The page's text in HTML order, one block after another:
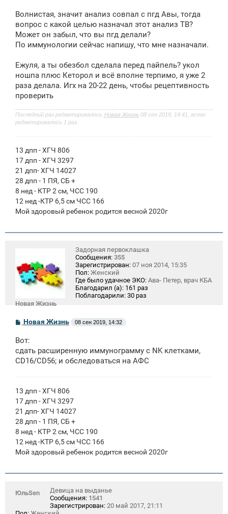
б
щ
е
н
и
Волнистая, значит анализ совпал с пгд Авы, тогда
вопрос с какой целью назначал этот анализ ТВ?
Может он забыл, что вы пгд делали?
По иммунологии сейчас напишу, что мне назначали.
Ежуля, а ты обезбол сделала перед пайпель? укол
ношпа плюс Кеторол и всё вполне терпимо, я уже 2
раза делала. Игх на 20-22 день, чтобы рецептивность
проверить
Последний раз редактировалось Новая Жизнь 08 сен 2019, 14:41, всего
редактировалось 1 раз.
13 дпп - ХГЧ 806
17 дпп - ХГЧ 3297
21 дпп- ХГЧ 14027
28 дпп - 1 ПЯ, СБ +
8 нед - КТР 2 см, ЧСС 190
12 нед -КТР 6,5 см ЧСС 166
Мой здоровый ребенок родится весной 2020г
Новая Жизнь
Задорная первоклашка
Сообщения: 355
Зарегистрирован: 07 ноя 2014, 15:35
Пол: Женский
Где было удачное ЭКО: Ава- Петер, врач КБА
Благодарил (а): 161 раз
Поблагодарили: 30 раз
С
б
щ
е
н
Новая Жизнь 08 сен 2019, 14:32
Вот:
сдать расширенную иммунограмму с NK клетками,
CD16/CD56; и обследоваться на АФС
13 дпп - ХГЧ 806
17 дпп - ХГЧ 3297
21 дпп- ХГЧ 14027
28 дпп - 1 ПЯ, СБ +
8 нед - КТР 2 см, ЧСС 190
12 нед -КТР 6,5 см ЧСС 166
Мой здоровый ребенок родится весной 2020г
ЮльSen
Девица на выданье
Сообщения: 1541
Зарегистрирован: 20 май 2017, 21:11